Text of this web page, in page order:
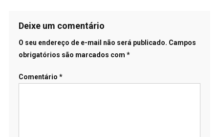
Deixe um comentário
O seu endereço de e-mail não será publicado. Campos
obrigatórios são marcados com *
Comentário *